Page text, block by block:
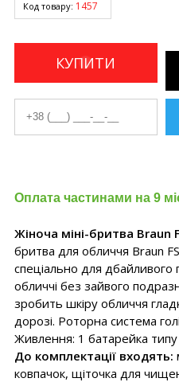
Код товару: 1457
КУПИТИ
Оплата частинами на 9
Жіноча міні-бритва Braun
бритва для обличчя Braun
спеціально для дбайливого
обличчі без зайвого
зробить шкіру обличчя
дорозі. Роторна система
Живлення: 1 батарейка типу
До комплектації входять:
ковпачок, щіточка для